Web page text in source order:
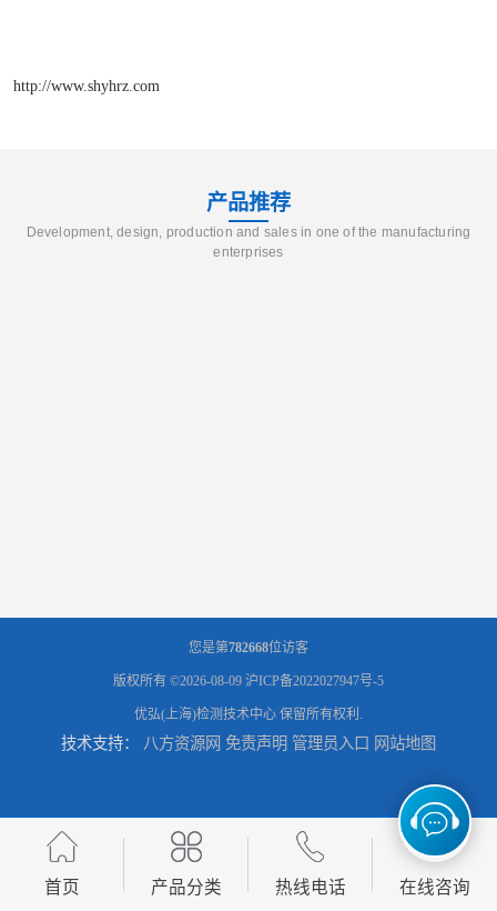
http://www.shyhrz.com
产品推荐
Development, design, production and sales in one of the manufacturing
enterprises
您是第782668位访客
版权所有 ©2026-08-09 沪ICP备2022027947号-5
优弘(上海)检测技术中心 保留所有权利.
技术支持： 八方资源网 免责声明 管理员入口 网站地图
首页 产品分类 热线电话 在线咨询